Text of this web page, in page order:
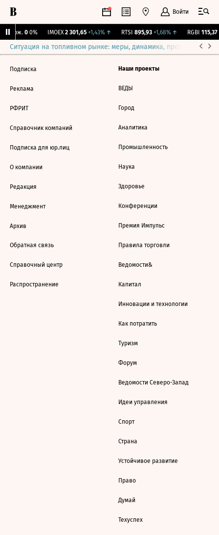
Войти
Бирж. 0 0% IMOEX 2 301,65 +1,43%↑ RTSI 895,93 +1,68%↑ RGBI 115,37
Ситуация на топливном рынке: меры, динамика, прогнозы
Подписка
Реклама
РФРИТ
Справочник компаний
Подписка для юр.лиц
О компании
Редакция
Менеджмент
Архив
Обратная связь
Справочный центр
Распространение
Наши проекты
ВЕДЫ
Город
Аналитика
Промышленность
Наука
Здоровье
Конференции
Премия Импульс
Правила торговли
Ведомости&
Капитал
Инновации и технологии
Как потратить
Туризм
Форум
Ведомости Северо-Запад
Идеи управления
Спорт
Страна
Устойчивое развитие
Право
Думай
Техуспех